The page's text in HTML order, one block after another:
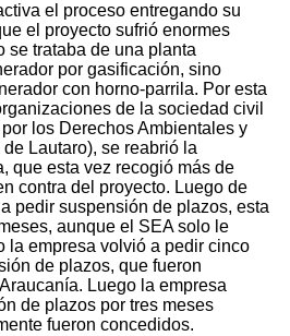
el proceso entregando su
el proyecto sufrió enormes
se trataba de una planta
por gasificación, sino
con horno-parrila. Por esta
de la sociedad civil
los Derechos Ambientales y
Lautaro), se reabrió la
que esta vez recogió más de
contra del proyecto. Luego de
pedir suspensión de plazos, esta
aunque el SEA solo le
la empresa volvió a pedir cinco
de plazos, que fueron
Luego la empresa
de plazos por tres meses
fueron concedidos.